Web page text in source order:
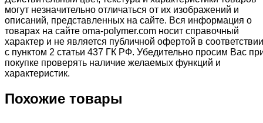
могут незначительно отличаться от их изображений и
описаний, представленных на сайте. Вся информация о
товарах на сайте oma-polymer.com носит справочный
характер и не является публичной офертой в соответствии
с пунктом 2 статьи 437 ГК РФ. Убедительно просим Вас
покупке проверять наличие желаемых функций и
характеристик.
Похожие товары